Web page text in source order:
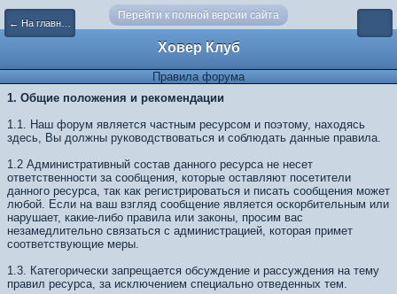
Перейти к полной версии сайта
← На главную
Ховер Клуб
Правила форума
1. Общие положения и рекомендации
1.1. Наш форум является частным ресурсом и поэтому, находясь
здесь, Вы должны руководствоваться и соблюдать данные правила.
1.2 Административный состав данного ресурса не несет
ответственности за сообщения, которые оставляют посетители
данного ресурса, так как регистрироваться и писать сообщения может
любой. Если на ваш взгляд сообщение является оскорбительным или
нарушает, какие-либо правила или законы, просим вас
незамедлительно связаться с администрацией, которая примет
соответствующие меры.
1.3. Категорически запрещается обсуждение и рассуждения на тему
правил ресурса, за исключением специально отведенных тем.